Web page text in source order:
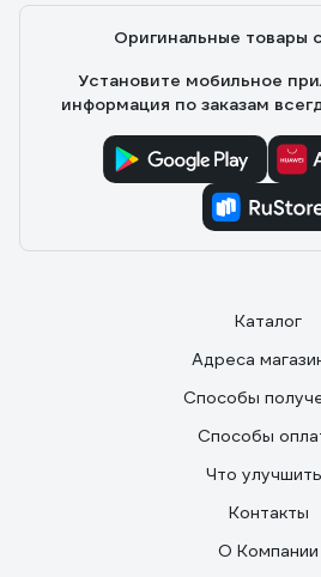
Оригинальные товары
Установите мобильное
информация по заказам
Каталог
Адреса
Способы
Способы
Что
Контакты
О Компании